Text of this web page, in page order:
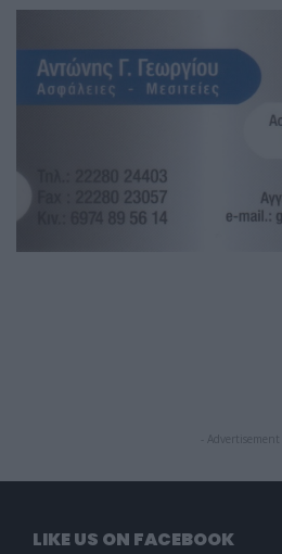
- Advertisement -
LIKE US ON FACEBOOK